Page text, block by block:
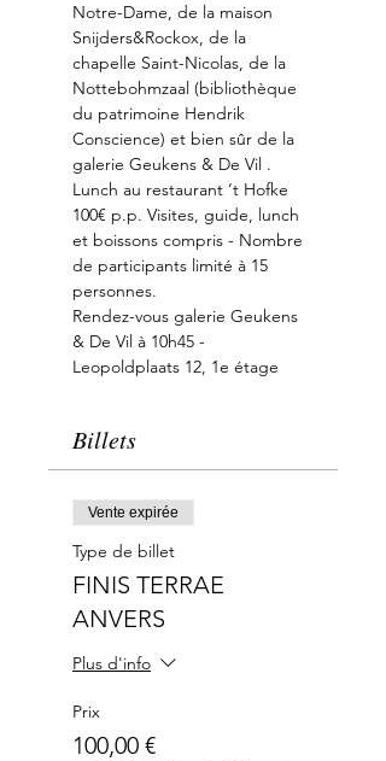
Notre-Dame, de la maison
Snijders&Rockox, de la
chapelle Saint-Nicolas, de la
Nottebohmzaal (bibliothèque
du patrimoine Hendrik
Conscience) et bien sûr de la
galerie Geukens & De Vil .
Lunch au restaurant ‘t Hofke
100€ p.p. Visites, guide, lunch
et boissons compris - Nombre
de participants limité à 15
personnes.
Rendez-vous galerie Geukens
& De Vil à 10h45 -
Leopoldplaats 12, 1e étage
Billets
Vente expirée
Type de billet
FINIS TERRAE
ANVERS
Plus d'info
Prix
100,00 €